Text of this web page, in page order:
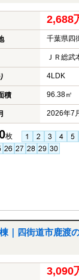
2,688
千葉県四
ＪＲ総
4LDK
積 96.38㎡
2026年7
枚
｜四街道市鹿渡
3,090